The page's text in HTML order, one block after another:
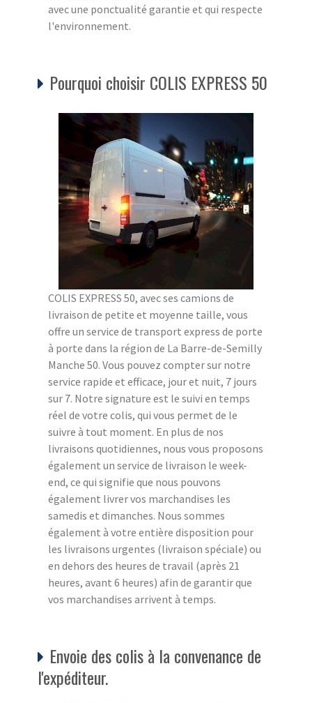
avec une ponctualité garantie et qui respecte
l'environnement.
Pourquoi choisir COLIS EXPRESS 50
COLIS EXPRESS 50, avec ses camions de
livraison de petite et moyenne taille, vous
offre un service de transport express de porte
à porte dans la région de La Barre-de-Semilly
Manche 50. Vous pouvez compter sur notre
service rapide et efficace, jour et nuit, 7 jours
sur 7. Notre signature est le suivi en temps
réel de votre colis, qui vous permet de le
suivre à tout moment. En plus de nos
livraisons quotidiennes, nous vous proposons
également un service de livraison le week-
end, ce qui signifie que nous pouvons
également livrer vos marchandises les
samedis et dimanches. Nous sommes
également à votre entière disposition pour
les livraisons urgentes (livraison spéciale) ou
en dehors des heures de travail (après 21
heures, avant 6 heures) afin de garantir que
vos marchandises arrivent à temps.
Envoie des colis à la convenance de
l'expéditeur.